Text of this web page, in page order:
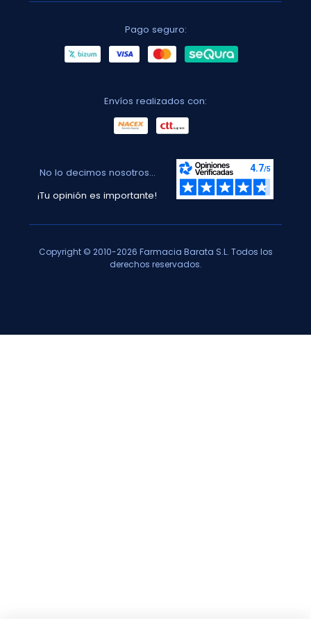
Pago seguro:
Envíos realizados con:
No lo decimos nosotros...
¡Tu opinión es importante!
Copyright © 2010-2026 Farmacia Barata S.L. Todos los
derechos reservados.